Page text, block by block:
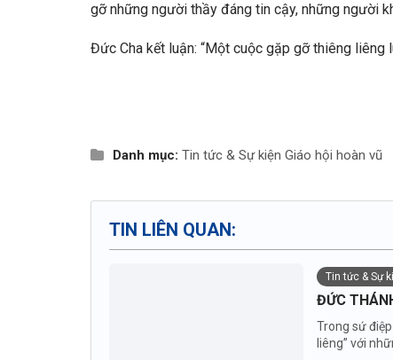
gỡ những người thầy đáng tin cậy, những người
Đức Cha kết luận: “Một cuộc gặp gỡ thiêng liêng
Danh mục: Tin tức & Sự kiện Giáo hội hoàn vũ
TIN LIÊN QUAN:
Tin tức & Sự
ĐỨC
Trong sứ
liêng” với